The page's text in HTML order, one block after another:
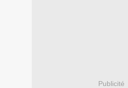
Publicité